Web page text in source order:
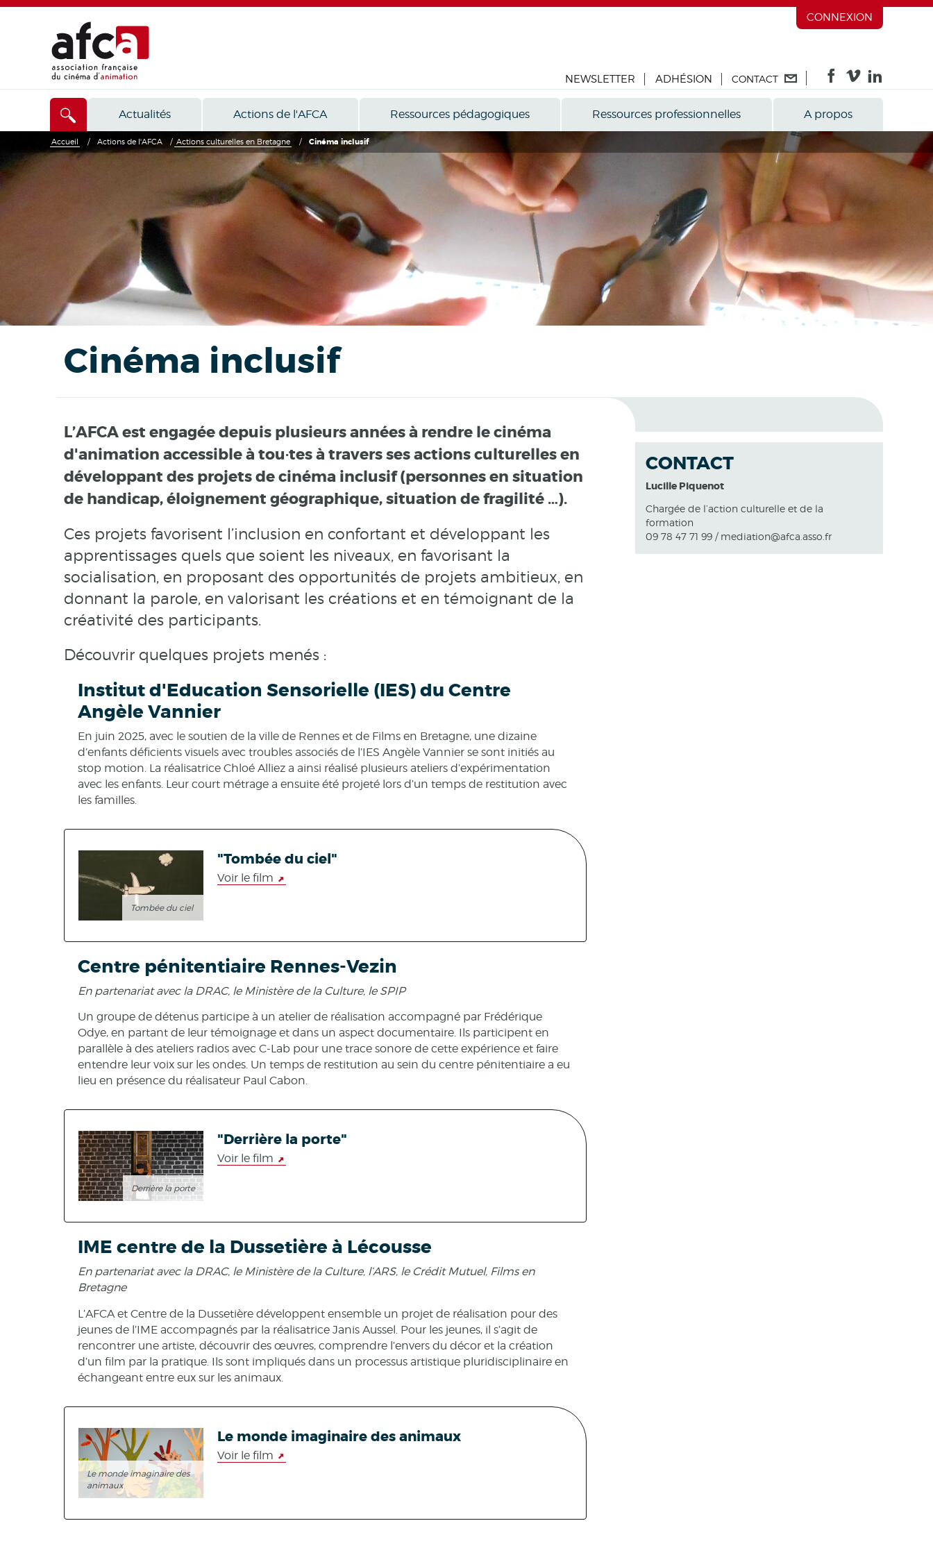
CONNEXION
NEWSLETTER ADHÉSION CONTACT
Actualités Actions de l'AFCA Ressources pédagogiques Ressources professionnelles A propos
Accueil / Actions de l'AFCA / Actions culturelles en Bretagne / Cinéma inclusif
Cinéma inclusif
L’AFCA est engagée depuis plusieurs années à rendre le cinéma
d'animation accessible à tou·tes à travers ses actions culturelles en
développant des projets de cinéma inclusif (personnes en situation
de handicap, éloignement géographique, situation de fragilité …).
Ces projets favorisent l’inclusion en confortant et développant les
apprentissages quels que soient les niveaux, en favorisant la
socialisation, en proposant des opportunités de projets ambitieux, en
donnant la parole, en valorisant les créations et en témoignant de la
créativité des participants.
Découvrir quelques projets menés :
Institut d'Education Sensorielle (IES) du Centre
Angèle Vannier
En juin 2025, avec le soutien de la ville de Rennes et de Films en Bretagne, une dizaine
d’enfants déficients visuels avec troubles associés de l’IES Angèle Vannier se sont initiés au
stop motion. La réalisatrice Chloé Alliez a ainsi réalisé plusieurs ateliers d’expérimentation
avec les enfants. Leur court métrage a ensuite été projeté lors d’un temps de restitution avec
les familles.
Tombée du ciel
"Tombée du ciel"
Voir le film
Centre pénitentiaire Rennes-Vezin
En partenariat avec la DRAC, le Ministère de la Culture, le SPIP
Un groupe de détenus participe à un atelier de réalisation accompagné par Frédérique
Odye, en partant de leur témoignage et dans un aspect documentaire. Ils participent en
parallèle à des ateliers radios avec C-Lab pour une trace sonore de cette expérience et faire
entendre leur voix sur les ondes. Un temps de restitution au sein du centre pénitentiaire a eu
lieu en présence du réalisateur Paul Cabon.
Derrière la porte
"Derrière la porte"
Voir le film
IME centre de la Dussetière à Lécousse
En partenariat avec la DRAC, le Ministère de la Culture, l’ARS, le Crédit Mutuel, Films en
Bretagne
L’AFCA et Centre de la Dussetière développent ensemble un projet de réalisation pour des
jeunes de l’IME accompagnés par la réalisatrice Janis Aussel. Pour les jeunes, il s’agit de
rencontrer une artiste, découvrir des œuvres, comprendre l’envers du décor et la création
d’un film par la pratique. Ils sont impliqués dans un processus artistique pluridisciplinaire en
échangeant entre eux sur les animaux.
Le monde imaginaire des
animaux
Le monde imaginaire des animaux
Voir le film
CONTACT
Lucille Piquenot
Chargée de l’action culturelle et de la
formation
09 78 47 71 99 / mediation@afca.asso.fr